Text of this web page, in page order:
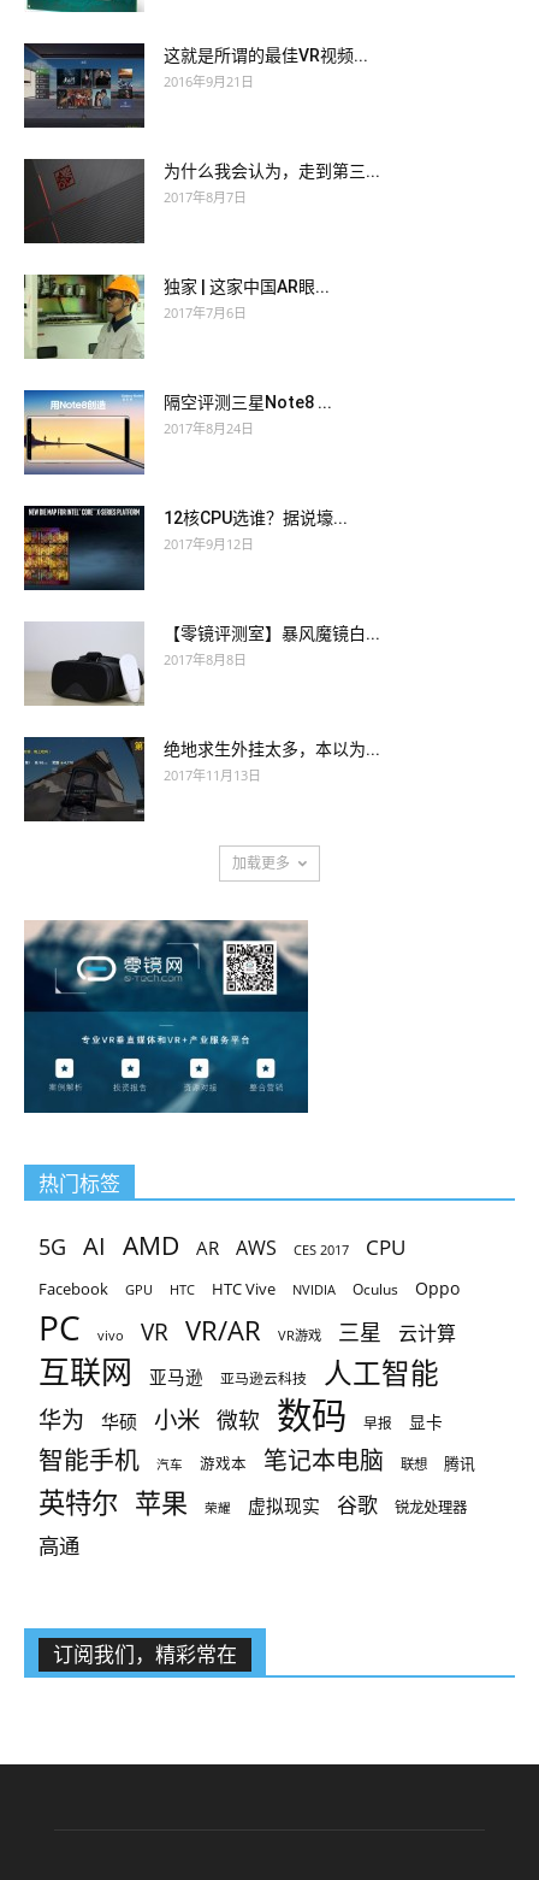
这就是所谓的最佳VR视频...
2016年9月21日
为什么我会认为，走到第三...
2017年8月7日
独家 | 这家中国AR眼...
2017年7月6日
隔空评测三星Note8 ...
2017年8月24日
12核CPU选谁？据说壕...
2017年9月12日
【零镜评测室】暴风魔镜白...
2017年8月8日
绝地求生外挂太多，本以为...
2017年11月13日
加载更多
热门标签
5G AI AMD AR AWS CES 2017 CPU
Facebook GPU HTC HTC Vive NVIDIA Oculus Oppo
PC vivo VR VR/AR VR游戏 三星 云计算
互联网 亚马逊 亚马逊云科技 人工智能
华为 华硕 小米 微软 数码 早报 显卡
智能手机 汽车 游戏本 笔记本电脑 联想 腾讯
英特尔 苹果 荣耀 虚拟现实 谷歌 锐龙处理器
高通
订阅我们，精彩常在